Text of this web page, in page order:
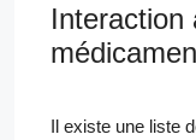
Interaction
Il existe une liste